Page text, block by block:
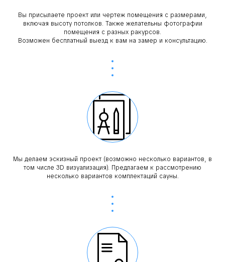
Вы присылаете проект или чертеж помещения с размерами,
включая высоту потолков. Также желательны фотографии
помещения с разных ракурсов.
Возможен бесплатный выезд к вам на замер и консультацию.
Мы делаем эскизный проект (возможно несколько вариантов, в
том числе 3D визуализация). Предлагаем к рассмотрению
несколько вариантов комплектаций сауны.